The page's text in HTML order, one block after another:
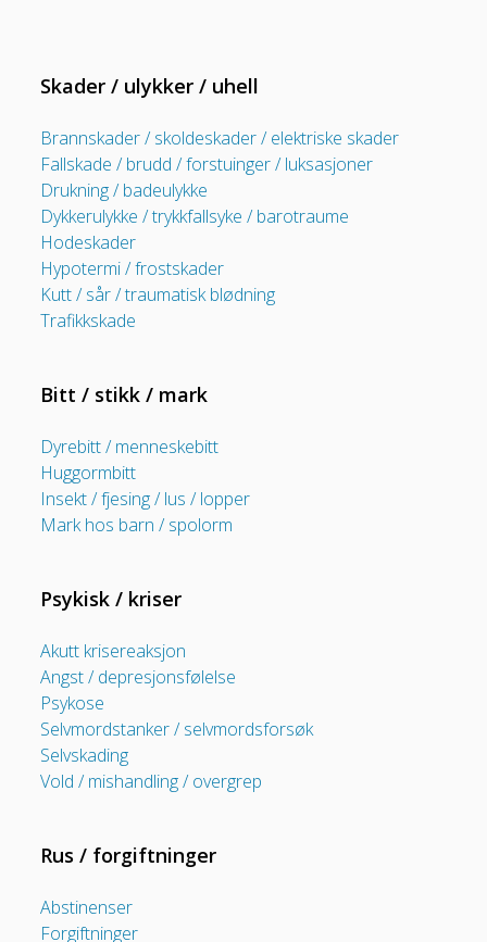
Skader / ulykker / uhell
Brannskader / skoldeskader / elektriske skader
Fallskade / brudd / forstuinger / luksasjoner
Drukning / badeulykke
Dykkerulykke / trykkfallsyke / barotraume
Hodeskader
Hypotermi / frostskader
Kutt / sår / traumatisk blødning
Trafikkskade
Bitt / stikk / mark
Dyrebitt / menneskebitt
Huggormbitt
Insekt / fjesing / lus / lopper
Mark hos barn / spolorm
Psykisk / kriser
Akutt krisereaksjon
Angst / depresjonsfølelse
Psykose
Selvmordstanker / selvmordsforsøk
Selvskading
Vold / mishandling / overgrep
Rus / forgiftninger
Abstinenser
Forgiftninger